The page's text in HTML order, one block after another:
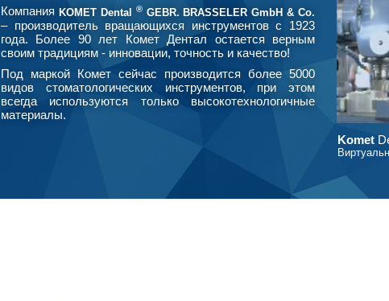
Компания KOMET Dental ®GEBR. BRASSELER GmbH & Co.
– производитель вращающихся инструментов с 1923
года. Более 90 лет Комет Дентал остается верным
своим традициям - инновации, точность и качество!
Под маркой Комет сейчас производится более 5000
видов стоматологических инструментов, при этом
всегда используются только высокотехнологичные
материалы.
Komet